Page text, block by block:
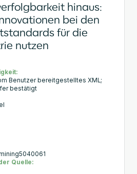
hinaus:
bei den
für die
nutzen
Benutzer bereitgestelltes XML;
bestätigt
Quelle: